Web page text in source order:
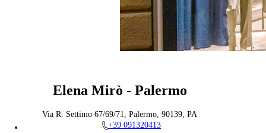
Elena Mirò - Palermo
Via R. Settimo 67/69/71, Palermo, 90139, PA
+39 091320413